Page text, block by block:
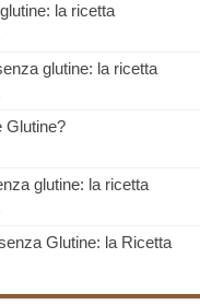
la ricetta
glutine: la ricetta
Glutine?
glutine: la ricetta
Glutine: la Ricetta